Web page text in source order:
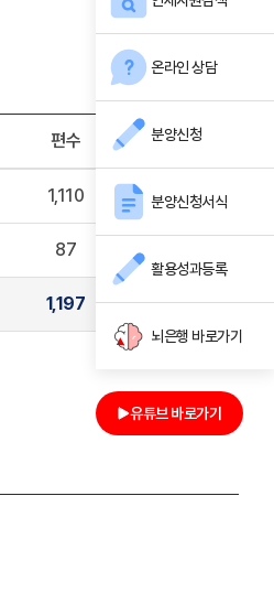
편수
1,110
87
1,197
온라인 상담
분양신청
분양신청서식
활용성과등록
뇌은행 바로가기
유튜브 바로가기